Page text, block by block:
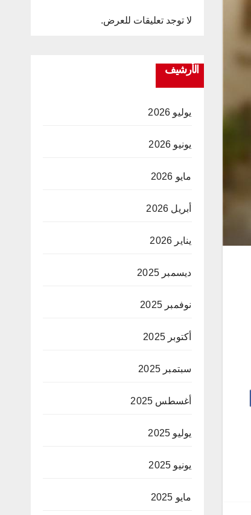
لا توجد تعليقات للعرض.
الأرشيف
يوليو 2026
يونيو 2026
مايو 2026
أبريل 2026
يناير 2026
ديسمبر 2025
نوفمبر 2025
أكتوبر 2025
سبتمبر 2025
أغسطس 2025
يوليو 2025
يونيو 2025
مايو 2025